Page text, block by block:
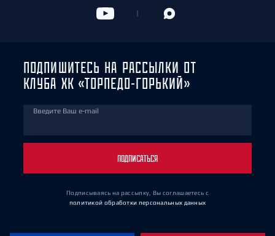
ПОДПИШИТЕСЬ НА РАССЫЛКИ ОТ
КЛУБА ХК «ТОРПЕДО-ГОРЬКИЙ»
Введите Ваш e-mail
ПОДПИСАТЬСЯ
Подписываясь на рассылку, Вы соглашаетесь с
политикой обработки персональных данных